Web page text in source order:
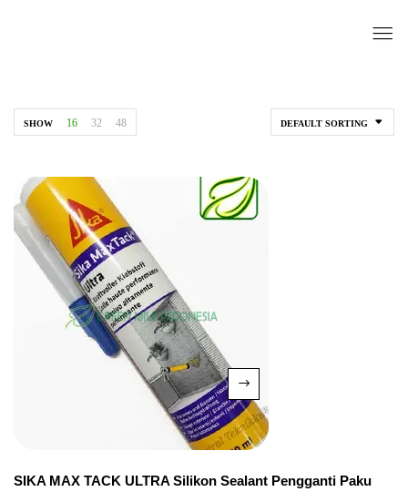
DEFAULT SORTING
SHOW 16 32 48
SIKA MAX TACK ULTRA Silikon Sealant Pengganti Paku